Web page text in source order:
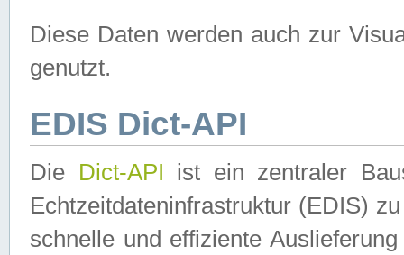
Diese Daten werden auch zur
genutzt.
EDIS Dict-API
Die Dict-API ist ein zentraler
Echtzeitdateninfrastruktur (EDIS)
schnelle und effiziente